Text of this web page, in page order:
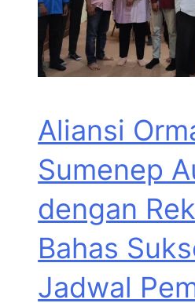
Aliansi
Sumenep
dengan
Bahas
Jadwal